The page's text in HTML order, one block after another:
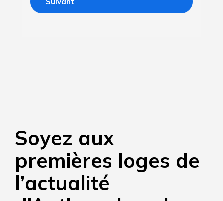
Soyez aux
premières loges de
l’actualité